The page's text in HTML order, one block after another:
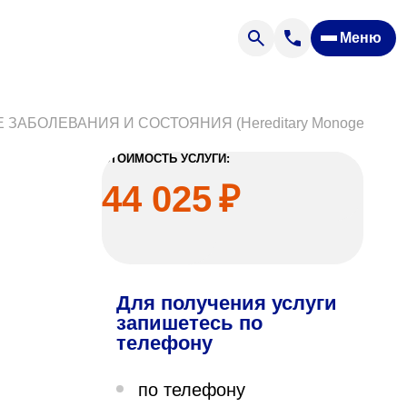
Меню
«Парус»
И СОСТОЯНИЯ (Hereditary Monogenic
СТОИМОСТЬ УСЛУГИ:
44 025₽
Для получения услуги
запишетесь по
телефону
по телефону